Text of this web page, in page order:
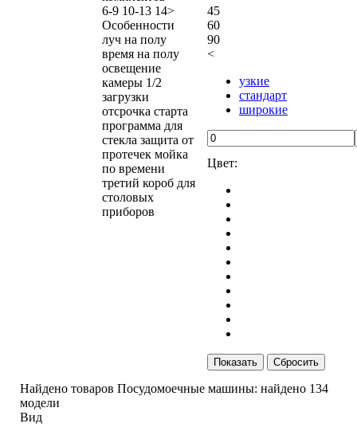
6-9 10-13 14>
Особенности
луч на полу
время на полу
освещение
камеры 1/2
загрузки
отсрочка старта
программа для
стекла защита от
протечек мойка
по времени
третий короб для
столовых
приборов
45
60
90
<
узкие
стандарт
широкие
Цвет:
Показать
Найдено товаров Посудомоечные машины: найдено 134
модели
Вид